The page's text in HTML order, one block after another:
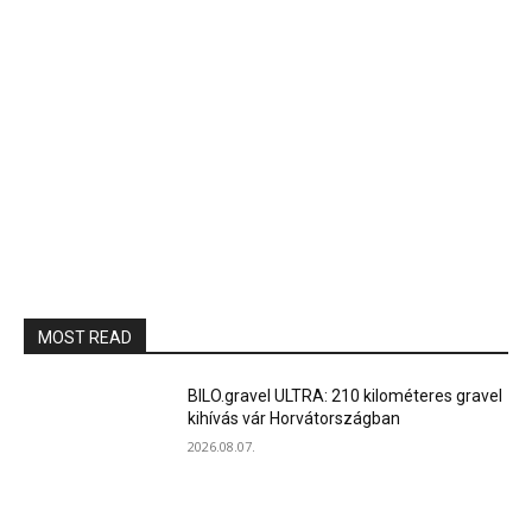
MOST READ
BILO.gravel ULTRA: 210 kilométeres gravel
kihívás vár Horvátországban
2026.08.07.